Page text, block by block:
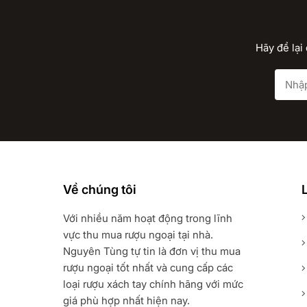
Hãy để
Về chúng tôi
Với nhiều năm hoạt động trong lĩnh
vực thu mua rượu ngoại tại nhà.
Nguyên Tùng tự tin là đơn vị thu mua
rượu ngoại tốt nhất và cung cấp các
loại rượu xách tay chính hãng với mức
giá phù hợp nhất hiện nay.